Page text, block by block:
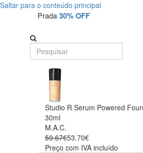
Saltar para o conteúdo principal
Prada30% OFF
Studio R Serum Powered
30ml
M.A.C.
59.67€53.70€
Preço com IVA incluído